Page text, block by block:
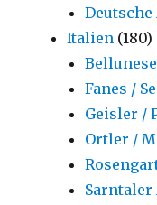
Italien (180)
Fanes /
Geisler /
Ortler /
Sarntaler